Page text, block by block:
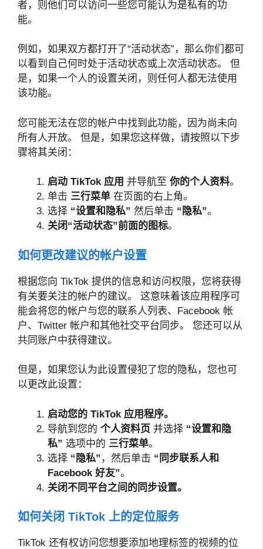
者，则他们可以访问一些您可能认为是私有的功
能。
例如，如果双方都打开了“活动状态”，那么你们都可
以看到自己何时处于活动状态或上次活动状态。 但
是，如果一个人的设置关闭，则任何人都无法使用
该功能。
您可能无法在您的帐户中找到此功能，因为尚未向
所有人开放。 但是，如果您这样做，请按照以下步
骤将其关闭：
启动 TikTok 应用 并导航至 你的个人资料。
单击 三行菜单 在页面的右上角。
选择 “设置和隐私” 然后单击 “隐私”。
关闭“活动状态”前面的图标。
如何更改建议的帐户设置
根据您向 TikTok 提供的信息和访问权限，您将获得
有关要关注的帐户的建议。 这意味着该应用程序可
能会将您的帐户与您的联系人列表、Facebook 帐
户、Twitter 帐户和其他社交平台同步。 您还可以从
共同账户中获得建议。
但是，如果您认为此设置侵犯了您的隐私，您也可
以更改此设置：
启动您的 TikTok 应用程序。
导航到您的 个人资料页 并选择 “设置和隐
私” 选项中的 三行菜单。
选择 “隐私” ，然后单击 “同步联系人和
Facebook 好友”。
关闭不同平台之间的同步设置。
如何关闭 TikTok 上的定位服务
TikTok 还有权访问您想要添加地理标签的视频的位